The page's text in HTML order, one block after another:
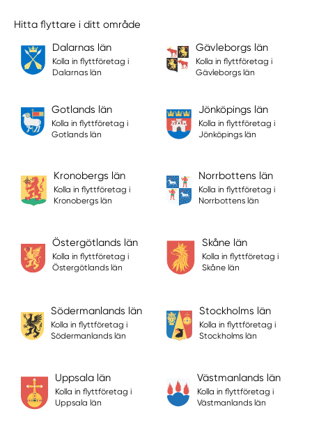
Hitta flyttare i ditt område
Dalarnas län
Kolla in flyttföretag i
Dalarnas län
Gävleborgs län
Kolla in flyttföretag i
Gävleborgs län
Gotlands län
Kolla in flyttföretag i
Gotlands län
Jönköpings län
Kolla in flyttföretag i
Jönköpings län
Kronobergs län
Kolla in flyttföretag i
Kronobergs län
Norrbottens län
Kolla in flyttföretag i
Norrbottens län
Östergötlands län
Kolla in flyttföretag i
Östergötlands län
Skåne län
Kolla in flyttföretag i
Skåne län
Södermanlands län
Kolla in flyttföretag i
Södermanlands län
Stockholms län
Kolla in flyttföretag i
Stockholms län
Uppsala län
Kolla in flyttföretag i
Uppsala län
Västmanlands län
Kolla in flyttföretag i
Västmanlands län